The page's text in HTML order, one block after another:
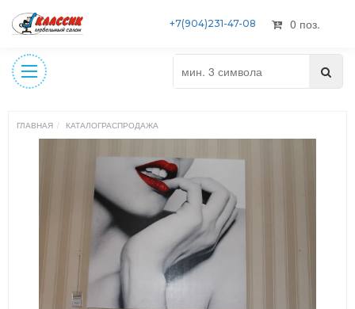
+7(904)231-47-08 0 поз.
ГЛАВНАЯ КАТАЛОГРАСПРОДАЖА